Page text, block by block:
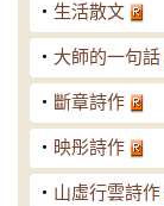
‧ 生活散文
‧ 大師的一句話
‧ 斷章詩作
‧ 映彤詩作
‧ 山虛行雲詩作